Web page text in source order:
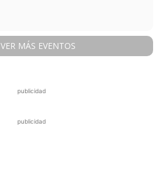
VER MÁS EVENTOS
publicidad
publicidad